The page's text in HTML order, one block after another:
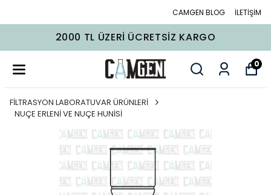
CAMGEN BLOG İLETİŞİM
2000 TL ÜZERI ÜCRETSIZ KARGO
0
FİLTRASYON LABORATUVAR ÜRÜNLERİ
NUÇE ERLENİ VE NUÇE HUNİSİ